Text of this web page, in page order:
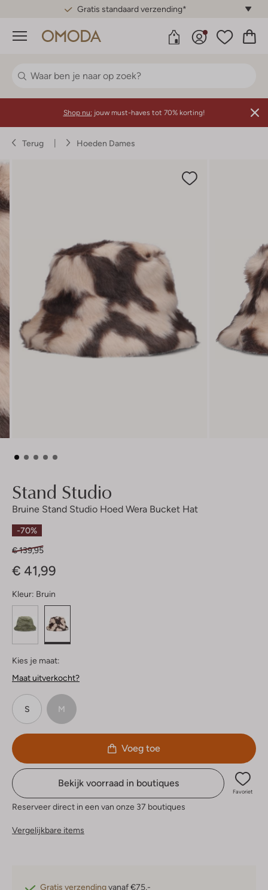
Gratis standaard verzending*
Menu
Shop nu: jouw must-haves tot 70% korting!
Terug Hoeden Dames
Stand Studio
Bruine Stand Studio Hoed Wera Bucket Hat
-70%
€ 139,95
€ 41,99
Kleur: Bruin
Kies je maat:
Maat uitverkocht?
S M
Voeg toe
Bekijk voorraad in boutiques
Favoriet
Reserveer direct in een van onze 37 boutiques
Vergelijkbare items
Gratis verzendingvanaf €75,-